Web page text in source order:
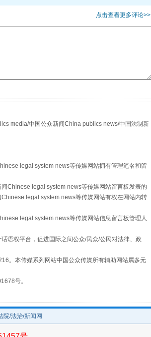
点击查看更多评论>>
media/中国公众新闻China publics news/中国法制新
legal system news等传媒网站拥有管理笔名和留
Chinese legal system news等传媒网站留言板发表的
legal system news等传媒网站有权在网站内转
legal system news等传媒网站信息留言板管理人
语权平台，促进国际之间公众/民众/公民对法律、政
。本传媒系列网站中国公众传媒所有辅助网站属多元
号。
院/法治/新闻网